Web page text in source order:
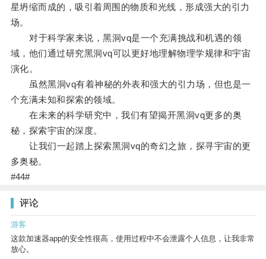
星坍缩而成的，吸引着周围的物质和光线，形成强大的引力
场。
对于科学家来说，黑洞vq是一个充满挑战和机遇的领
域，他们通过研究黑洞vq可以更好地理解物理学规律和宇宙
演化。
虽然黑洞vq有着神秘的外表和强大的引力场，但也是一
个充满未知和探索的领域。
在未来的科学研究中，我们有望揭开黑洞vq更多的奥
秘，探索宇宙的深度。
让我们一起踏上探索黑洞vq的奇幻之旅，探寻宇宙的更
多奥秘。
#44#
评论
游客
这款加速器app的安全性很高，使用过程中不会泄露个人信息，让我非常
放心。